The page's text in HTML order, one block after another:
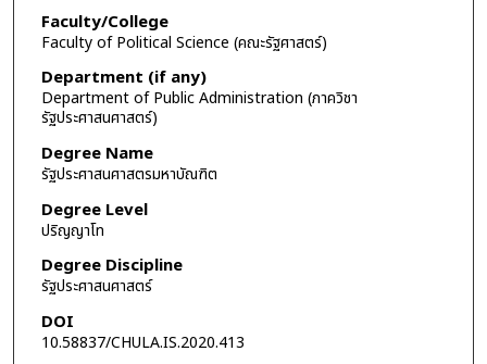
Faculty/College
Faculty of Political Science (คณะรัฐศาสตร์)
Department (if any)
Department of Public Administration (ภาควิชา
รัฐประศาสนศาสตร์)
Degree Name
รัฐประศาสนศาสตรมหาบัณฑิต
Degree Level
ปริญญาโท
Degree Discipline
รัฐประศาสนศาสตร์
DOI
10.58837/CHULA.IS.2020.413